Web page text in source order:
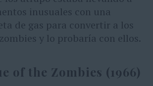
inusuales con una
de gas para convertir a los
y lo probaría con ellos.
of the Zombies (1966)